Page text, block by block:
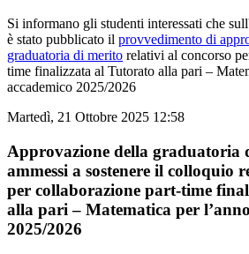
Si informano gli studenti interessati che
è stato pubblicato il provvedimento di
graduatoria di merito relativi al concorso
time finalizzata al Tutorato alla pari –
accademico 2025/2026
Martedì, 21 Ottobre 2025 12:58
Approvazione della graduatoria
ammessi a sostenere il colloquio
per collaborazione part-time
alla pari – Matematica per
2025/2026